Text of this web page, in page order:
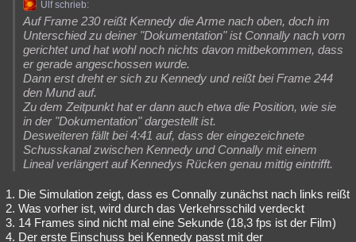
Ulf schrieb:
Auf Frame 230 reißt Kennedy die Arme nach oben, doch im
Unterschied zu deiner "Dokumentation" ist Connally nach vorn
gerichtet und hat wohl noch nichts davon mitbekommen, dass
er gerade angeschossen wurde.
Dann erst dreht er sich zu Kennedy und reißt bei Frame 244
den Mund auf.
Zu dem Zeitpunkt hat er dann auch etwa die Position, wie sie
in der "Dokumentation" dargestellt ist.
Desweiteren fällt bei 4:41 auf, dass der eingezeichnete
Schusskanal zwischen Kennedy und Connally mit einem
Lineal verlängert auf Kennedys Rücken genau mittig eintrifft.
1. Die Simulation zeigt, dass es Connally zunächst nach links reißt
2. Was vorher ist, wird durch das Verkehrsschild verdeckt
3. 14 Frames sind nicht mal eine Sekunde (18,3 fps ist der Film)
4. Der erste Einschuss bei Kennedy passt mit der